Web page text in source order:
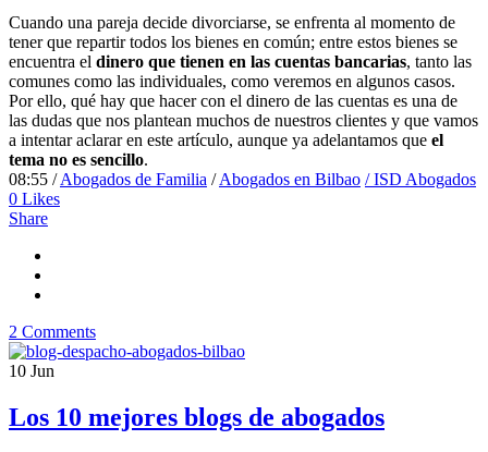
Cuando una pareja decide divorciarse, se enfrenta al momento de
tener que repartir todos los bienes en común; entre estos bienes se
encuentra el dinero que tienen en las cuentas bancarias, tanto las
comunes como las individuales, como veremos en algunos casos.
Por ello, qué hay que hacer con el dinero de las cuentas es una de
las dudas que nos plantean muchos de nuestros clientes y que vamos
a intentar aclarar en este artículo, aunque ya adelantamos que el
tema no es sencillo.
08:55 /Abogados de Familia /Abogados en Bilbao / ISD Abogados
0 Likes
Share
2 Comments
10 Jun
Los 10 mejores blogs de abogados